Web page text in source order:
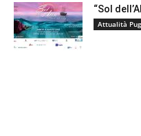
“Sol
Attualità